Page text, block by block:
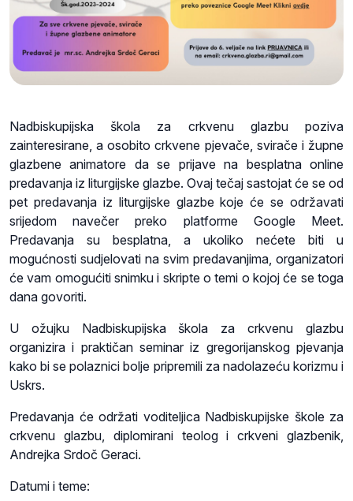
Nadbiskupijska škola za crkvenu glazbu poziva
zainteresirane, a osobito crkvene pjevače, svirače i župne
glazbene animatore da se prijave na besplatna online
predavanja iz liturgijske glazbe. Ovaj tečaj sastojat će se od
pet predavanja iz liturgijske glazbe koje će se održavati
srijedom navečer preko platforme Google Meet.
Predavanja su besplatna, a ukoliko nećete biti u
mogućnosti sudjelovati na svim predavanjima, organizatori
će vam omogućiti snimku i skripte o temi o kojoj će se toga
dana govoriti.
U ožujku Nadbiskupijska škola za crkvenu glazbu
organizira i praktičan seminar iz gregorijanskog pjevanja
kako bi se polaznici bolje pripremili za nadolazeću korizmu i
Uskrs.
Predavanja će održati voditeljica Nadbiskupijske škole za
crkvenu glazbu, diplomirani teolog i crkveni glazbenik,
Andrejka Srdoč Geraci.
Datumi i teme: